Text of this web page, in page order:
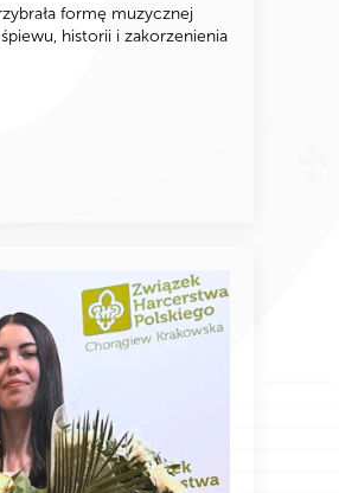
formę muzycznej
historii i zakorzenienia